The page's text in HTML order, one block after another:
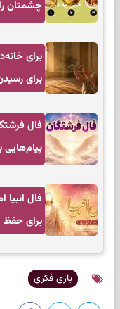
چشمتان
برای
برای
پیام‌هایی
برای حفظ
بازی فکری